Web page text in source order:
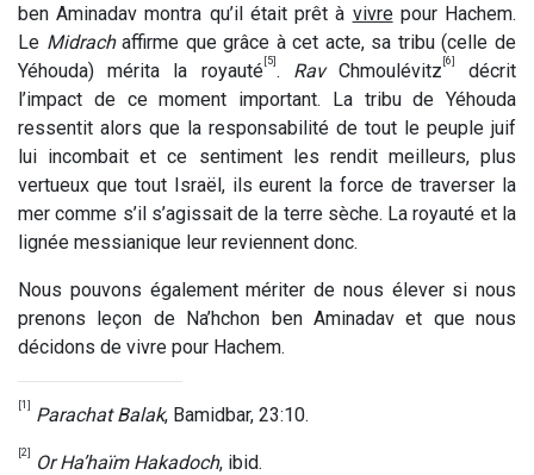
ben Aminadav montra qu’il était prêt à vivrepour Hachem.
Le Midrachaffirme que grâce à cet acte, sa tribu (celle de
Yéhouda) mérita la royauté [5] . RavChmoulévitz [6]
décrit
l’impact de ce moment important. La tribu de Yéhouda
ressentit alors que la responsabilité de tout le peuple juif
lui incombait et ce sentiment les rendit meilleurs, plus
vertueux que tout Israël, ils eurent la force de traverser la
mer comme s’il s’agissait de la terre sèche. La royauté et la
lignée messianique leur reviennent donc.
Nous pouvons également mériter de nous élever si nous
prenons leçon de Na’hchon ben Aminadav et que nous
décidons de vivre pour Hachem.
[1] Parachat Balak, Bamidbar, 23:10.
[2] Or Ha’haïm Hakadoch, ibid.